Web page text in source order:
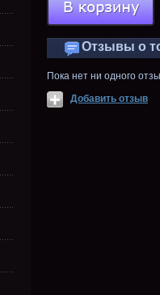
Отзывы о
Пока нет ни одного
Добавить отзыв